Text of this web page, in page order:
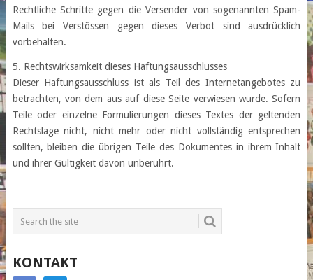
Rechtliche Schritte gegen die Versender von sogenannten Spam-
Mails bei Verstössen gegen dieses Verbot sind ausdrücklich
vorbehalten.
5. Rechtswirksamkeit dieses Haftungsausschlusses
Dieser Haftungsausschluss ist als Teil des Internetangebotes zu
betrachten, von dem aus auf diese Seite verwiesen wurde. Sofern
Teile oder einzelne Formulierungen dieses Textes der geltenden
Rechtslage nicht, nicht mehr oder nicht vollständig entsprechen
sollten, bleiben die übrigen Teile des Dokumentes in ihrem Inhalt
und ihrer Gültigkeit davon unberührt.
KONTAKT